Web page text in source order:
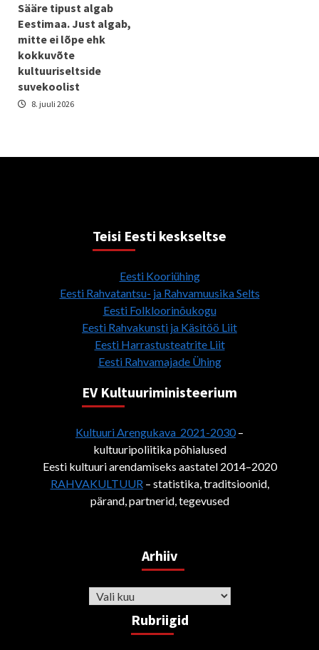
Sääre tipust algab
Eestimaa. Just algab,
mitte ei lõpe ehk
kokkuvõte
kultuuriseltside
suvekoolist
8. juuli 2026
Teisi Eesti keskseltse
Eesti Kooriühing
Eesti Rahvatantsu- ja Rahvamuusika Selts
Eesti Folkloorinõukogu
Eesti Rahvakunsti ja Käsitöö Liit
Eesti Harrastusteatrite Liit
Eesti Rahvamajade Ühing
EV Kultuuriministeerium
Kultuuri Arengukava 2021-2030–
kultuuripoliitika põhialused
Eesti kultuuri arendamiseks aastatel 2014–2020
RAHVAKULTUUR– statistika, traditsioonid,
pärand, partnerid, tegevused
Arhiiv
Arhiiv
Rubriigid